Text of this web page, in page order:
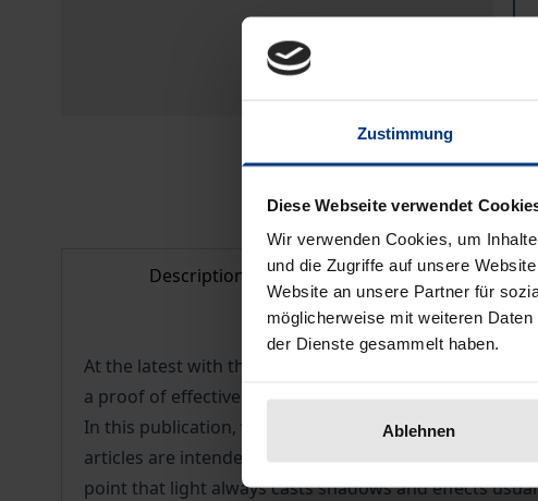
Zustimmung
Diese Webseite verwendet
Wir verwenden Cookies, um
und die Zugriffe auf unsere
Website an unsere Partner für
möglicherweise mit weiteren
der Dienste gesammelt haben.
Ablehnen
Description
At the latest with the reform of the SGB XII through
a proof of effectiveness of the services characterizes
In this publication, we want to discuss this multi-
articles are intended to shed some light on the
point that light always casts shadows and effects